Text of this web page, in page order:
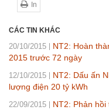
In
CÁC TIN KHÁC
20/10/2015
NT2: Hoàn
2015 trước 72 ngày
12/10/2015
NT2: Dấu ấn
lượng điện 20 tỷ kWh
22/09/2015
NT2: Phản